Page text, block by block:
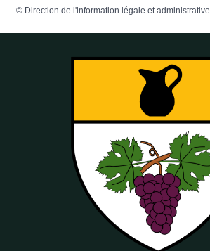
© Direction de l'information légale et administrative